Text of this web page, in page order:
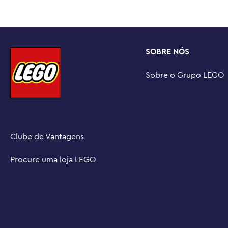
Brinquedo para construir na pré-escola – A ampla
universo de filmes favoritos, personagens de TV e
Conjunto de pintura de 60 peças – A sala de artesanato
altura, 13 cm de largura e 6 cm de profundidade
Clube de Vantagens
Procure uma loja LEGO
SOBRE NÓS
Sobre o Grupo LEGO